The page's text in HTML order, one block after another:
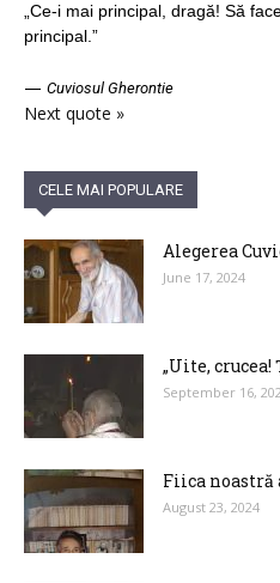
„Ce-i mai principal, dragă! Să
principal.”
— Cuviosul Gherontie
Next quote »
CELE MAI POPULARE
Alegerea
June 17, 2024
„Uite,
September 16,
Fiica
August 23, 2024